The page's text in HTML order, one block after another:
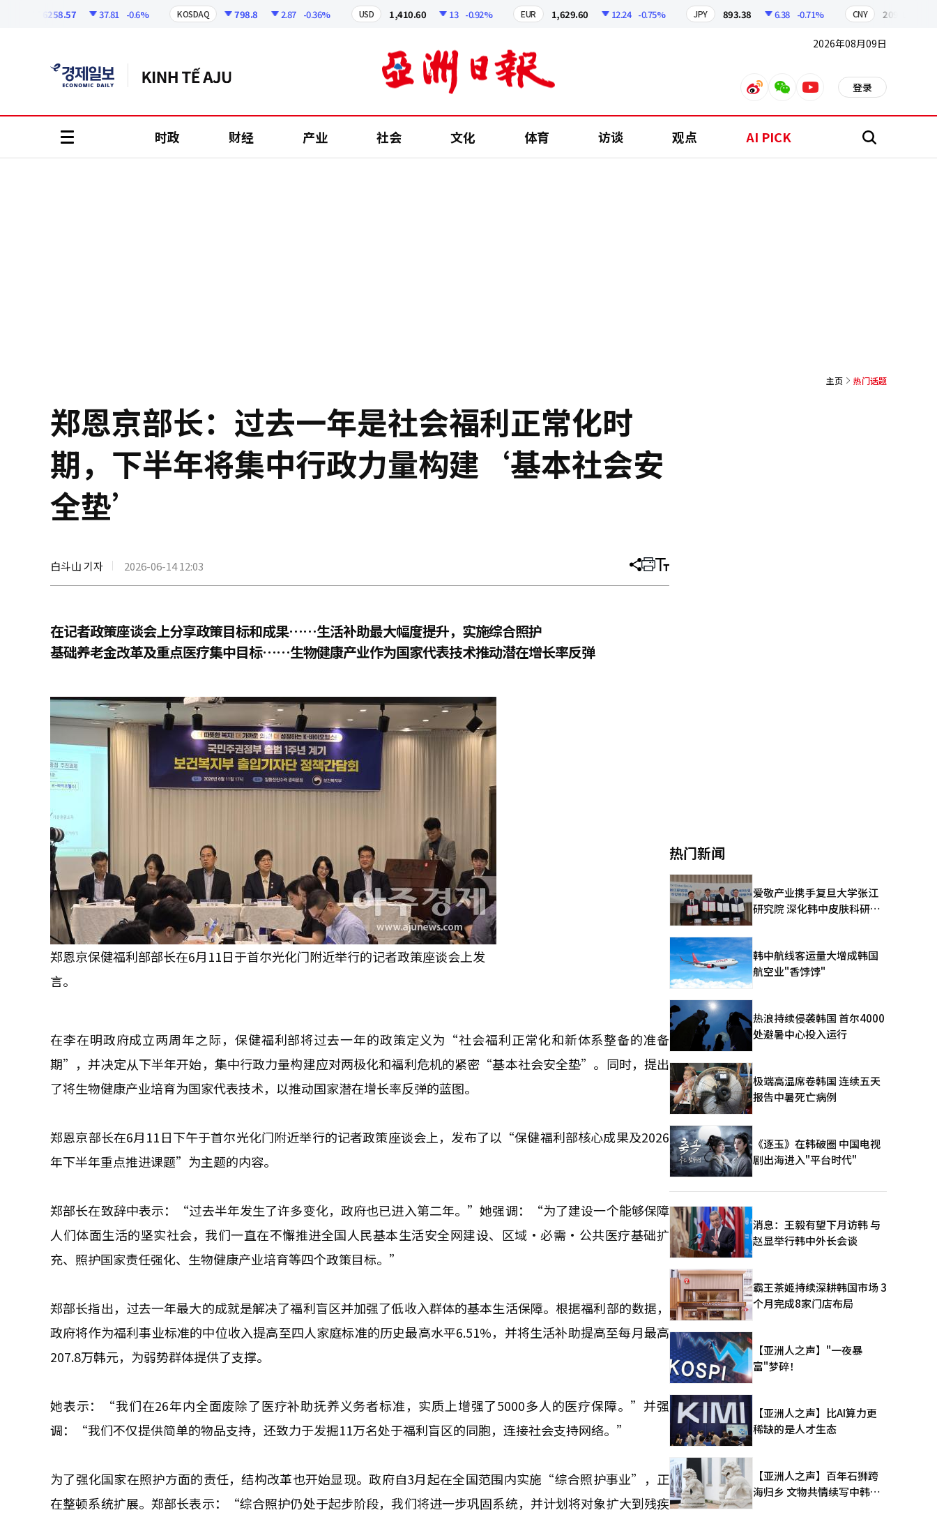
6258.57 37.81 -0.6% KOSDAQ 798.8 2.87 -0.36% USD 1,410.60 13 -0.92% EUR 1,629.60 12.24 -0.75% JPY 893.38 6.38 -0.71% CNY 209.17
2026年08月09日
weiboweixinyoutube 登录
时政 财经 产业 社会 文化 体育 访谈 观点 AI PICK 搜
主页 热门话题
郑恩京部长：过去一年是社会福利正常化时
期，下半年将集中行政力量构建‘基本社会安
全垫’
白斗山 기자 2026-06-14 12:03 分
文
打 调
大
在记者政策座谈会上分享政策目标和成果……生活补助最大幅度提升，实施综合照护
基础养老金改革及重点医疗集中目标……生物健康产业作为国家代表技术推动潜在增长率反弹
郑恩京保健福利部部长在6月11日于首尔光化门附近举行的记者政策座谈会上发
言。
在李在明政府成立两周年之际，保健福利部将过去一年的政策定义为“社会福利正常化和新体系整备的准备
期”，并决定从下半年开始，集中行政力量构建应对两极化和福利危机的紧密“基本社会安全垫”。同时，提出
了将生物健康产业培育为国家代表技术，以推动国家潜在增长率反弹的蓝图。
郑恩京部长在6月11日下午于首尔光化门附近举行的记者政策座谈会上，发布了以“保健福利部核心成果及2026
年下半年重点推进课题”为主题的内容。
郑部长在致辞中表示：“过去半年发生了许多变化，政府也已进入第二年。”她强调：“为了建设一个能够保障
人们体面生活的坚实社会，我们一直在不懈推进全国人民基本生活安全网建设、区域·必需·公共医疗基础扩
充、照护国家责任强化、生物健康产业培育等四个政策目标。”
郑部长指出，过去一年最大的成就是解决了福利盲区并加强了低收入群体的基本生活保障。根据福利部的数据，
政府将作为福利事业标准的中位收入提高至四人家庭标准的历史最高水平6.51%，并将生活补助提高至每月最高
207.8万韩元，为弱势群体提供了支撑。
她表示：“我们在26年内全面废除了医疗补助抚养义务者标准，实质上增强了5000多人的医疗保障。”并强
调：“我们不仅提供简单的物品支持，还致力于发掘11万名处于福利盲区的同胞，连接社会支持网络。”
为了强化国家在照护方面的责任，结构改革也开始显现。政府自3月起在全国范围内实施“综合照护事业”，正
在整顿系统扩展。郑部长表示：“综合照护仍处于起步阶段，我们将进一步巩固系统，并计划将对象扩大到残疾
热门新闻
爱敬产业携手复旦大学张江
研究院 深化韩中皮肤科研合
韩中航线客运量大增成韩国
航空业"香饽饽"
热浪持续侵袭韩国 首尔4000
处避暑中心投入运行
极端高温席卷韩国 连续五天
报告中暑死亡病例
《逐玉》在韩破圈 中国电视
剧出海进入"平台时代"
消息：王毅有望下月访韩 与
赵显举行韩中外长会谈
霸王茶姬持续深耕韩国市场 3
个月完成8家门店布局
【亚洲人之声】"一夜暴
富"梦碎！
【亚洲人之声】比AI算力更
稀缺的是人才生态
【亚洲人之声】百年石狮跨
海归乡 文物共情续写中韩人